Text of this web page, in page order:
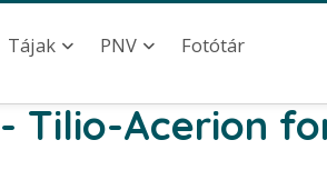
Tájak PNV Fotótár
Tilio-Acerion